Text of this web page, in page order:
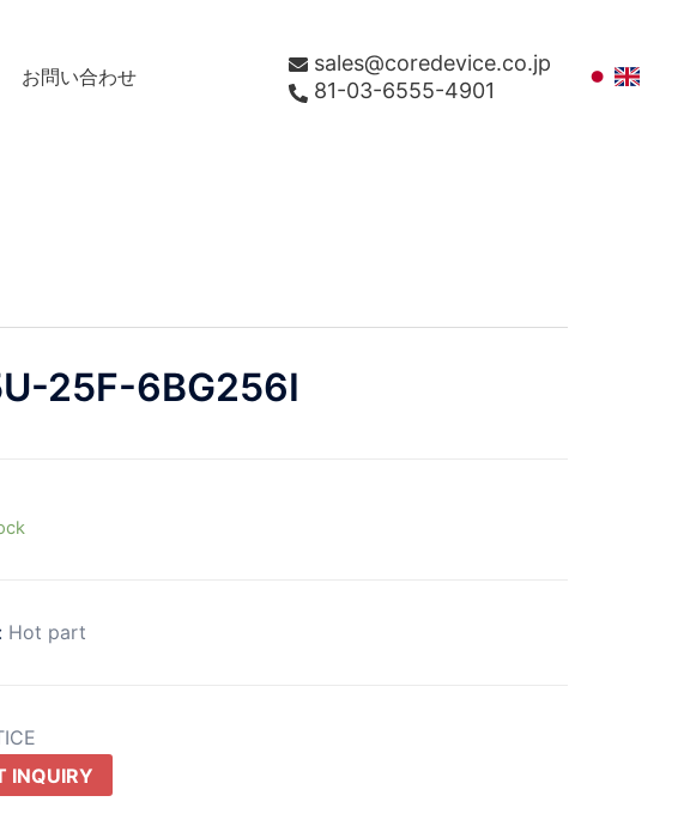
お問い合わせ
sales@coredevice.co.jp
81-03-6555-4901
25F-6BG256I
Hot part
INQUIRY